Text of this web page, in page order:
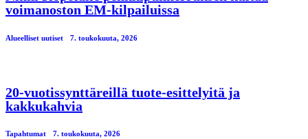
voimanoston EM-kilpailuissa
Alueelliset uutiset 7. toukokuuta, 2026
20-vuotissynttäreillä tuote-esittelyitä ja
kakkukahvia
Tapahtumat 7. toukokuuta, 2026